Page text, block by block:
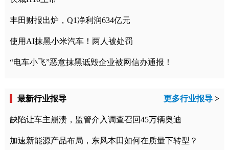
丰田财报出炉，Q1净利润634亿元
使用AI抹黑小米汽车！两人被处罚
“电车小飞”恶意抹黑诋毁企业被网信办通报！
最新行业报导 更多行业报导 >
缺陷让车主崩溃，监管介入调查召回45万辆奥迪
加速新能源产品布局，东风本田如何在质量下转型？